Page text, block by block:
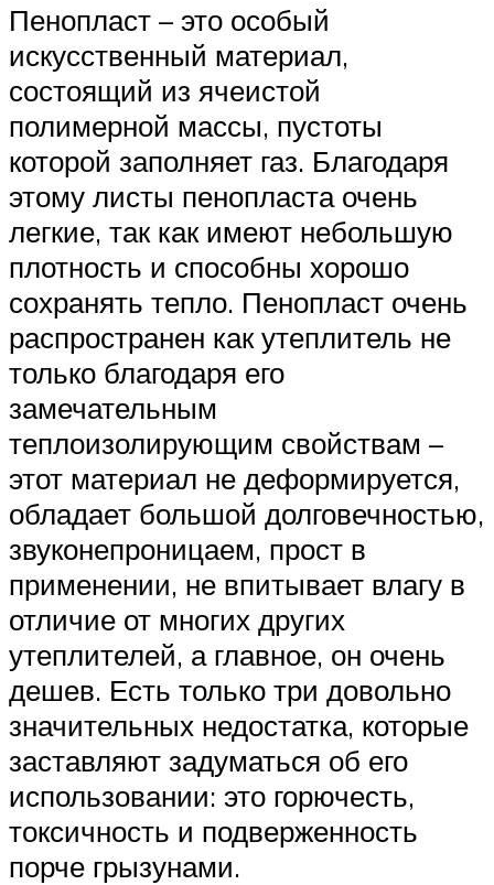
Пенопласт – это особый
искусственный материал,
состоящий из ячеистой
полимерной массы, пустоты
которой заполняет газ. Благодаря
этому листы пенопласта очень
легкие, так как имеют небольшую
плотность и способны хорошо
сохранять тепло. Пенопласт очень
распространен как утеплитель не
только благодаря его
замечательным
теплоизолирующим свойствам –
этот материал не деформируется,
обладает большой долговечностью,
звуконепроницаем, прост в
применении, не впитывает влагу в
отличие от многих других
утеплителей, а главное, он очень
дешев. Есть только три довольно
значительных недостатка, которые
заставляют задуматься об его
использовании: это горючесть,
токсичность и подверженность
порче грызунами.